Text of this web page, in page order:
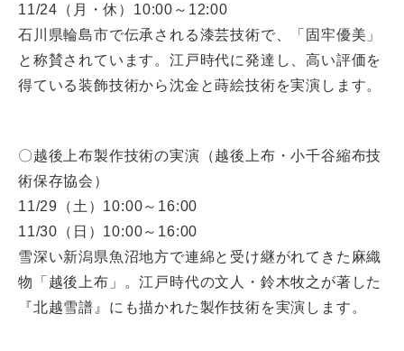
11/24（月・休）10:00～12:00
石川県輪島市で伝承される漆芸技術で、「固牢優美」
と称賛されています。江戸時代に発達し、高い評価を
得ている装飾技術から沈金と蒔絵技術を実演します。
〇越後上布製作技術の実演（越後上布・小千谷縮布技
術保存協会）
11/29（土）10:00～16:00
11/30（日）10:00～16:00
雪深い新潟県魚沼地方で連綿と受け継がれてきた麻織
物「越後上布」。江戸時代の文人・鈴木牧之が著した
『北越雪譜』にも描かれた製作技術を実演します。